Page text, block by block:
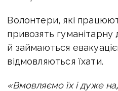
Волонтери, які
привозять гуманітарну
й займаються
відмовляються їхати.
«Вмовляємо їх і дуже